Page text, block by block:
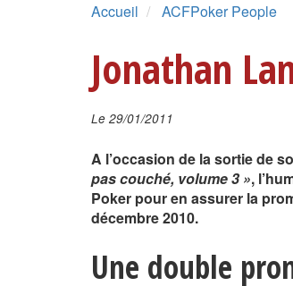
Accueil ACFPoker People
Jonathan
Le 29/01/2011
A l’occasion de la sortie de
pas couché, volume 3 »,
Poker pour en assurer la
décembre 2010.
Une double